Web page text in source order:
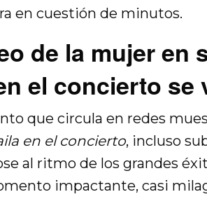
en cuestión de minutos.
de la mujer en
el concierto se
que circula en redes
en el concierto, incluso
al ritmo de los grandes
impactante, casi